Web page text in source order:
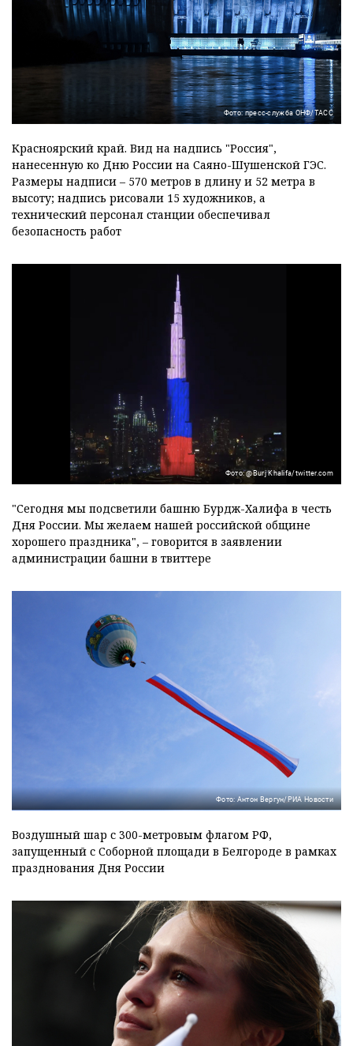
Фото: пресс-служба ОНФ/ТАСС
Красноярский край. Вид на надпись "Россия",
нанесенную ко Дню России на Саяно-Шушенской ГЭС.
Размеры надписи – 570 метров в длину и 52 метра в
высоту; надпись рисовали 15 художников, а
технический персонал станции обеспечивал
безопасность работ
Фото: @Burj Khalifa/twitter.com
"Сегодня мы подсветили башню Бурдж-Халифа в честь
Дня России. Мы желаем нашей российской общине
хорошего праздника", – говорится в заявлении
администрации башни в твиттере
Фото: Антон Вергун/РИА Новости
Воздушный шар с 300-метровым флагом РФ,
запущенный с Соборной площади в Белгороде в рамках
празднования Дня России